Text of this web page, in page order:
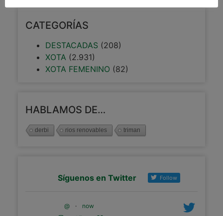
CATEGORÍAS
DESTACADAS (208)
XOTA (2.931)
XOTA FEMENINO (82)
HABLAMOS DE…
derbi rios renovables triman
Síguenos en Twitter Follow
@ ·
now